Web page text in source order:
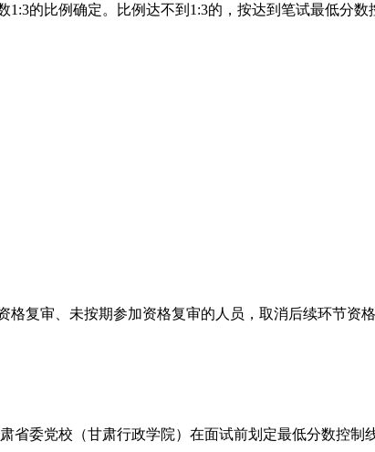
的比例确定。比例达不到1:3的，按达到笔试最低分数
复审、未按期参加资格复审的人员，取消后续环节资
省委党校（甘肃行政学院）在面试前划定最低分数控制